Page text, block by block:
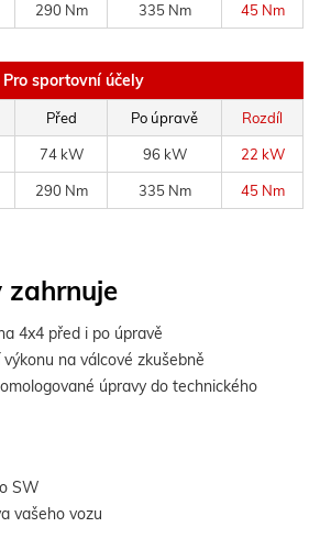
290 Nm 335 Nm 45 Nm
Pro sportovní účely
Před Po úpravě Rozdíl
74 kW 96 kW 22 kW
290 Nm 335 Nm 45 Nm
zahrnuje
4x4 před i po úpravě
na válcové zkušebně
úpravy do technického
SW
vašeho vozu